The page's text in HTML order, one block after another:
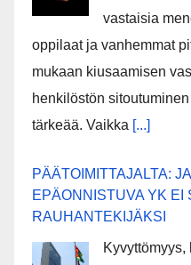
vastaisia
oppilaat ja vanhemmat
mukaan kiusaamisen
henkilöstön
tärkeää. Vaikka [...]
PÄÄTOIMITTAJALTA:
EPÄONNISTUVA YK EI
RAUHANTEKIJÄKSI